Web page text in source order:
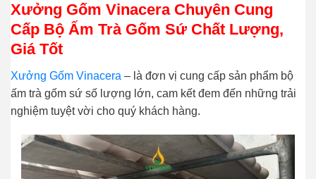
Xưởng Gốm Vinacera Chuyên Cung
Cấp Bộ Ấm Trà Gốm Sứ Chất Lượng,
Giá Tốt
Xưởng Gốm Vinacera – là đơn vị cung cấp sản phẩm bộ
ấm trà gốm sứ số lượng lớn, cam kết đem đến những trải
nghiệm tuyệt vời cho quý khách hàng.